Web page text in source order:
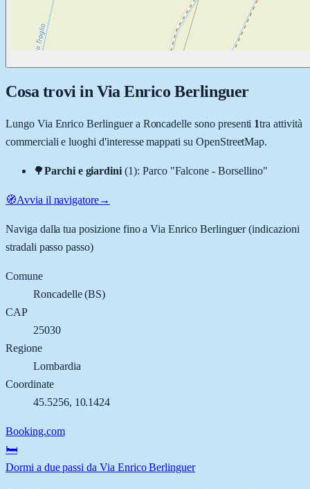
Cosa trovi in Via Enrico Berlinguer
Lungo Via Enrico Berlinguera Roncadelle sono presenti 1tra attività
commerciali e luoghi d'interesse mappati su OpenStreetMap.
🌳Parchi e giardini (1): Parco "Falcone - Borsellino"
🧭Avvia il navigatore→
Naviga dalla tua posizione fino aVia Enrico Berlinguer(indicazioni
stradali passo passo)
Comune
Roncadelle(BS)
CAP
25030
Regione
Lombardia
Coordinate
45.5256, 10.1424
Booking.com
🛏️
Dormi a due passi da Via Enrico Berlinguer